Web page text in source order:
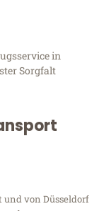
in
Sorgfalt
von Düsseldorf